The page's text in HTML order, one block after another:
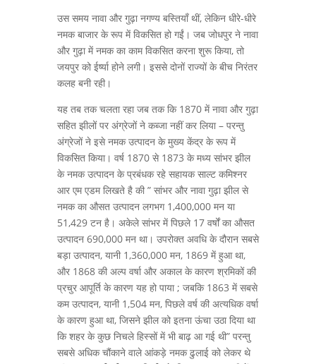
उस समय नावा और गुढ़ा नगण्य बस्तियाँ थीं, लेकिन धीरे-धीरे
नमक बाजार के रूप में विकसित हो गईं। जब जोधपुर ने नावा
और गुढ़ा में नमक का काम विकसित करना शुरू किया, तो
जयपुर को ईर्ष्या होने लगी। इससे दोनों राज्यों के बीच निरंतर
कलह बनी रही।
यह तब तक चलता रहा जब तक कि 1870 में नावा और गुढ़ा
सहित झीलों पर अंग्रेजों ने कब्जा नहीं कर लिया – परन्तु
अंग्रेजों ने इसे नमक उत्पादन के मुख्य केंद्र के रूप में
विकसित किया। वर्ष 1870 से 1873 के मध्य सांभर झील
के नमक उत्पादन के प्रबंधक रहे सहायक साल्ट कमिश्नर
आर एम एडम लिखते है की ” सांभर और नावा गुढ़ा झील से
नमक का औसत उत्पादन लगभग 1,400,000 मन या
51,429 टन है। अकेले सांभर में पिछले 17 वर्षों का औसत
उत्पादन 690,000 मन था। उपरोक्त अवधि के दौरान सबसे
बड़ा उत्पादन, यानी 1,360,000 मन, 1869 में हुआ था,
और 1868 की अल्प वर्षा और अकाल के कारण श्रमिकों की
प्रचुर आपूर्ति के कारण यह हो पाया ; जबकि 1863 में सबसे
कम उत्पादन, यानी 1,504 मन, पिछले वर्ष की अत्यधिक वर्षा
के कारण हुआ था, जिसने झील को इतना ऊंचा उठा दिया था
कि शहर के कुछ निचले हिस्सों में भी बाढ़ आ गई थी” परन्तु
सबसे अधिक चौंकाने वाले आंकड़े नमक ढुलाई को लेकर थे